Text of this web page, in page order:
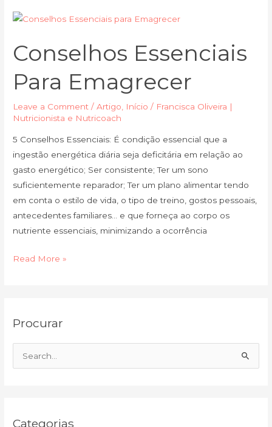
Conselhos Essenciais
Para Emagrecer
Leave a Comment /Artigo Início / Francisca Oliveira |
Nutricionista e Nutricoach
5 Conselhos Essenciais: É condição essencial que a
ingestão energética diária seja deficitária em relação ao
gasto energético; Ser consistente; Ter um sono
suficientemente reparador; Ter um plano alimentar tendo
em conta o estilo de vida, o tipo de treino, gostos pessoais,
antecedentes familiares… e que forneça ao corpo os
nutriente essenciais, minimizando a ocorrência
Conselhos
para
emagrecer
Read More »
Procurar
c
Categorias
a
g
i
r
i